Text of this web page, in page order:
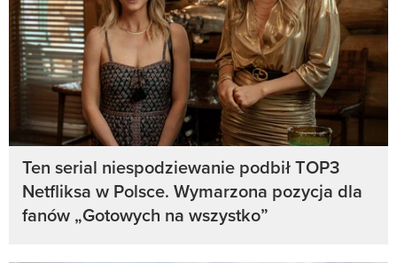
Ten serial niespodziewanie podbił TOP3
Netfliksa w Polsce. Wymarzona pozycja dla
fanów „Gotowych na wszystko”